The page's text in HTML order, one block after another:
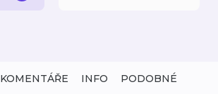
KOMENTÁŘE INFO PODOBNÉ